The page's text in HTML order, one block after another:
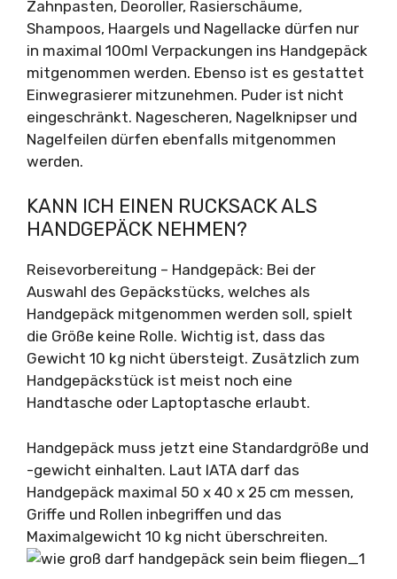
Zahnpasten, Deoroller, Rasierschäume,
Shampoos, Haargels und Nagellacke dürfen nur
in maximal 100ml Verpackungen ins Handgepäck
mitgenommen werden. Ebenso ist es gestattet
Einwegrasierer mitzunehmen. Puder ist nicht
eingeschränkt. Nagescheren, Nagelknipser und
Nagelfeilen dürfen ebenfalls mitgenommen
werden.
KANN ICH EINEN RUCKSACK ALS
HANDGEPÄCK NEHMEN?
Reisevorbereitung – Handgepäck: Bei der
Auswahl des Gepäckstücks, welches als
Handgepäck mitgenommen werden soll, spielt
die Größe keine Rolle. Wichtig ist, dass das
Gewicht 10 kg nicht übersteigt. Zusätzlich zum
Handgepäckstück ist meist noch eine
Handtasche oder Laptoptasche erlaubt.
Handgepäck muss jetzt eine Standardgröße und
-gewicht einhalten. Laut IATA darf das
Handgepäck maximal 50 x 40 x 25 cm messen,
Griffe und Rollen inbegriffen und das
Maximalgewicht 10 kg nicht überschreiten.